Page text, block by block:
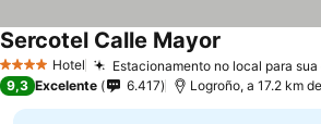
4 EstrelasHotel Estacionamento no local para
Sercotel Calle Mayor
9,3 Excelente 6.417 Logroño, a 17.2 km